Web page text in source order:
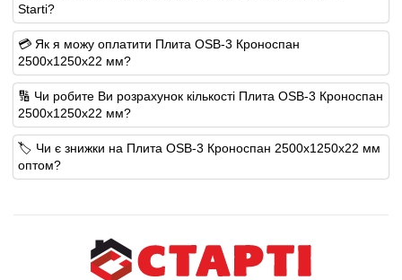
Starti?
💳 Як я можу оплатити Плита OSB-3 Кроноспан
2500х1250х22 мм?
🔢 Чи робите Ви розрахунок кількості Плита OSB-3 Кроноспан
2500х1250х22 мм?
🏷️ Чи є знижки на Плита OSB-3 Кроноспан 2500х1250х22 мм
оптом?